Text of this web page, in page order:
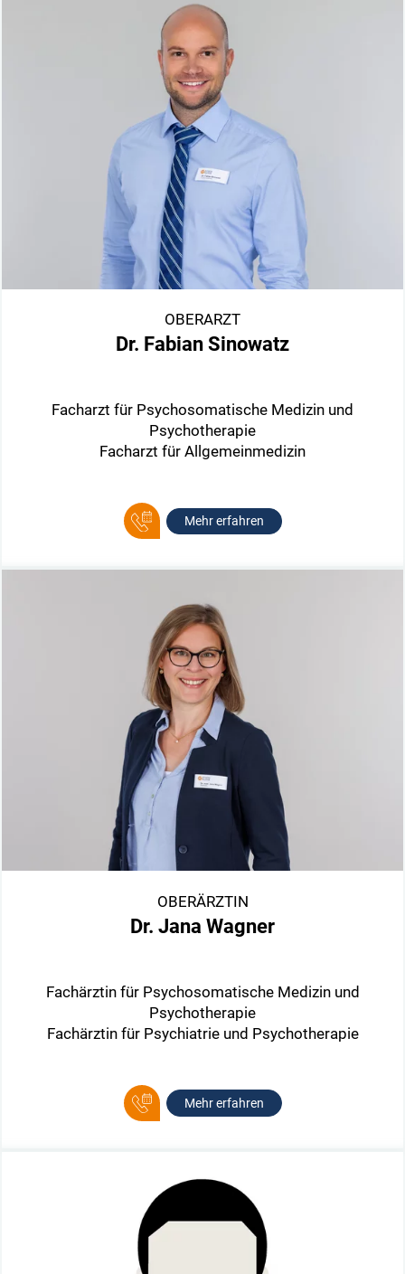
OBERARZT
Dr. Fabian Sinowatz
Facharzt für Psychosomatische Medizin und
Psychotherapie
Facharzt für Allgemeinmedizin
Mehr erfahren
OBERÄRZTIN
Dr. Jana Wagner
Fachärztin für Psychosomatische Medizin und
Psychotherapie
Fachärztin für Psychiatrie und Psychotherapie
Mehr erfahren